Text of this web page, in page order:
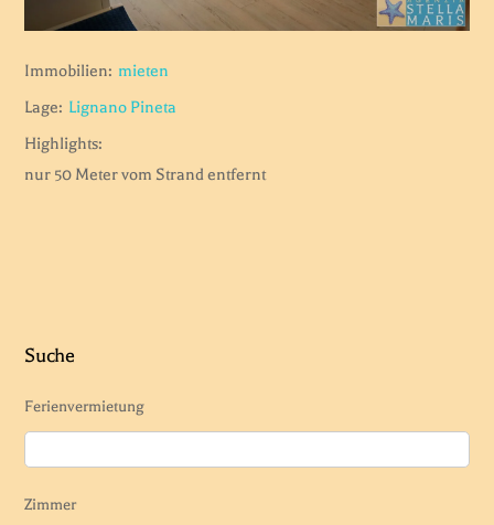
Immobilien: mieten
Lage: Lignano Pineta
Highlights:
nur 50 Meter vom Strand entfernt
Suche
Ferienvermietung
Zimmer